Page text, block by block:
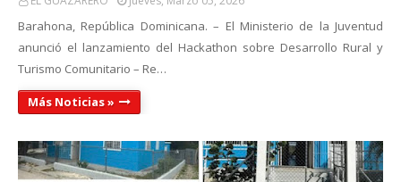
Barahona, República Dominicana. – El Ministerio de la Juventud
anunció el lanzamiento del Hackathon sobre Desarrollo Rural y
Turismo Comunitario – Re…
Más Noticias »